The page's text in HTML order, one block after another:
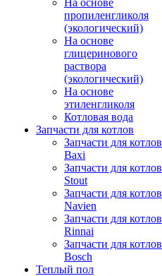
На основе
пропиленгликоля
(экологический)
На основе
глицеринового
раствора
(экологический)
На основе
этиленгликоля
Котловая вода
Запчасти для котлов
Запчасти для котлов
Baxi
Запчасти для котлов
Stout
Запчасти для котлов
Navien
Запчасти для котлов
Rinnai
Запчасти для котлов
Bosch
Теплый пол